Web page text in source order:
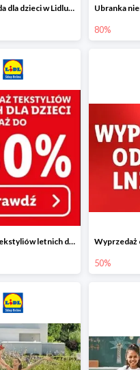
Jesienna moda dla dzieci w Lidlu Online do -30%
80%
Wyprzedaż tekstyliów letnich dla dzieci w Lidlu Online do -80%
50%